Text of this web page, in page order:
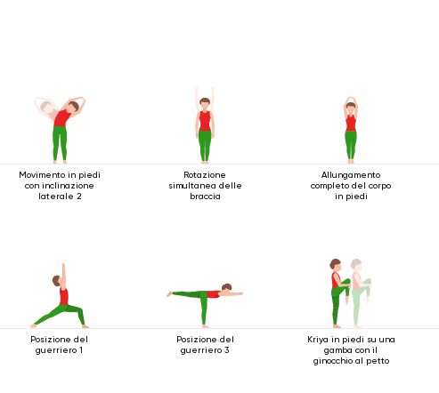
Movimento in piedi
con inclinazione
laterale 2
Rotazione
simultanea delle
braccia
Allungamento
completo del corpo
in piedi
Posizione del
guerriero 1
Posizione del
guerriero 3
Kriya in piedi su una
gamba con il
ginocchio al petto